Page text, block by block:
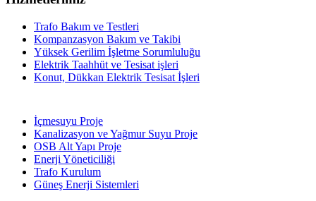
Trafo Bakım ve Testleri
Kompanzasyon Bakım ve Takibi
Yüksek Gerilim İşletme Sorumluluğu
Elektrik Taahhüt ve Tesisat işleri
Konut, Dükkan Elektrik Tesisat İşleri
İçmesuyu Proje
Kanalizasyon ve Yağmur Suyu Proje
OSB Alt Yapı Proje
Enerji Yöneticiliği
Trafo Kurulum
Güneş Enerji Sistemleri